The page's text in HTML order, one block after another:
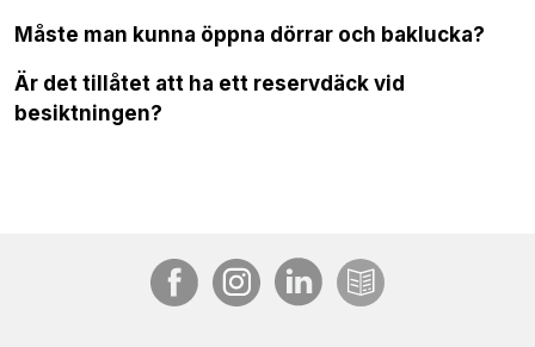
Måste man kunna öppna dörrar och baklucka?
Är det tillåtet att ha ett reservdäck vid
besiktningen?